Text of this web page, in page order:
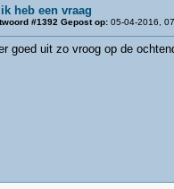
ik heb een vraag
#1392 Gepost op:05-04-2016,
goed uit zo vroog op de